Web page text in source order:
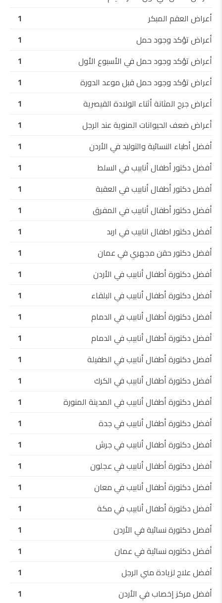
أعراض العقم المبكر
1
أعراض تؤكد وجود حمل
1
أعراض تؤكد وجود حمل في الأسبوع الأول
1
أعراض تؤكد وجود حمل قبل موعد الدورة
1
أعراض جرح المثانة أثناء الولادة القيصرية
1
أعراض ضعف الحيوانات المنوية عند الرجل
1
أفضل أطباء النسائية والتوليد في الأردن
1
أفضل دكتور أطفال أنابيب في السلط
1
أفضل دكتور أطفال أنابيب في العقبة
1
أفضل دكتور أطفال أنابيب في المفرق
1
أفضل دكتور اطفال انابيب في اربد
1
أفضل دكتور حقن مجهري في عمان
1
أفضل دكتورة أطفال أنابيب في الأردن
1
أفضل دكتورة أطفال أنابيب في البلقاء
1
أفضل دكتورة أطفال أنابيب في الدمام
1
أفضل دكتورة أطفال أنابيب في الدمام
1
أفضل دكتورة أطفال أنابيب في الطفيلة
1
أفضل دكتورة أطفال أنابيب في الكرك
1
أفضل دكتورة أطفال أنابيب في المدينة المنورة
1
أفضل دكتورة أطفال أنابيب في جدة
1
أفضل دكتورة أطفال أنابيب في جرش
1
أفضل دكتورة أطفال أنابيب في عجلون
1
أفضل دكتورة أطفال أنابيب في معان
1
أفضل دكتورة أطفال أنابيب في مكة
1
أفضل دكتورة نسائية في الأردن
1
أفضل دكتوره نسائية في عمان
1
أفضل علاج لزيادة مني الرجل
1
أفضل مركز إخصاب في الأردن
1